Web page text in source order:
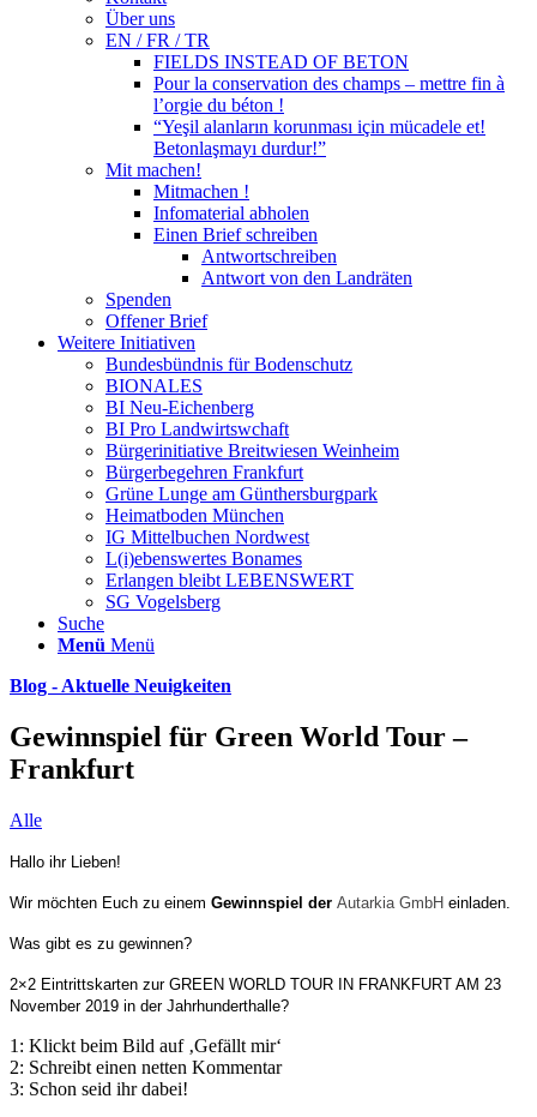
Über uns
EN / FR / TR
FIELDS INSTEAD OF BETON
Pour la conservation des champs – mettre fin à
l’orgie du béton !
“Yeşil alanların korunması için mücadele et!
Betonlaşmayı durdur!”
Mit machen!
Mitmachen !
Infomaterial abholen
Einen Brief schreiben
Antwortschreiben
Antwort von den Landräten
Spenden
Offener Brief
Weitere Initiativen
Bundesbündnis für Bodenschutz
BIONALES
BI Neu-Eichenberg
BI Pro Landwirtswchaft
Bürgerinitiative Breitwiesen Weinheim
Bürgerbegehren Frankfurt
Grüne Lunge am Günthersburgpark
Heimatboden München
IG Mittelbuchen Nordwest
L(i)ebenswertes Bonames
Erlangen bleibt LEBENSWERT
SG Vogelsberg
Suche
Menü Menü
Blog - Aktuelle Neuigkeiten
Gewinnspiel für Green World Tour –
Frankfurt
Alle
Hallo ihr Lieben!
Wir möchten Euch zu einem Gewinnspiel der Autarkia GmbH einladen.
Was gibt es zu gewinnen?
2×2 Eintrittskarten zur GREEN WORLD TOUR IN FRANKFURT AM 23
November 2019 in der Jahrhunderthalle?
1: Klickt beim Bild auf ‚Gefällt mir‘
2: Schreibt einen netten Kommentar
3: Schon seid ihr dabei!